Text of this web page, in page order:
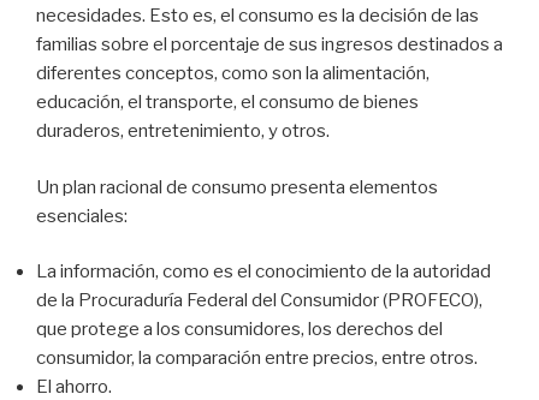
necesidades. Esto es, el consumo es la decisión de las
familias sobre el porcentaje de sus ingresos destinados a
diferentes conceptos, como son la alimentación,
educación, el transporte, el consumo de bienes
duraderos, entretenimiento, y otros.
Un plan racional de consumo presenta elementos
esenciales:
La información, como es el conocimiento de la autoridad
de la Procuraduría Federal del Consumidor (PROFECO),
que protege a los consumidores, los derechos del
consumidor, la comparación entre precios, entre otros.
El ahorro.